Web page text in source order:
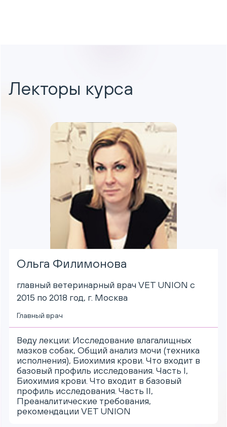
Лекторы курса
Ольга Филимонова
главный ветеринарный врач VET UNION с
2015 по 2018 год, г. Москва
Главный врач
Веду лекции: Исследование влагалищных
мазков собак, Общий анализ мочи (техника
исполнения), Биохимия крови. Что входит в
базовый профиль исследования. Часть I,
Биохимия крови. Что входит в базовый
профиль исследования. Часть II,
Преаналитические требования,
рекомендации VET UNION